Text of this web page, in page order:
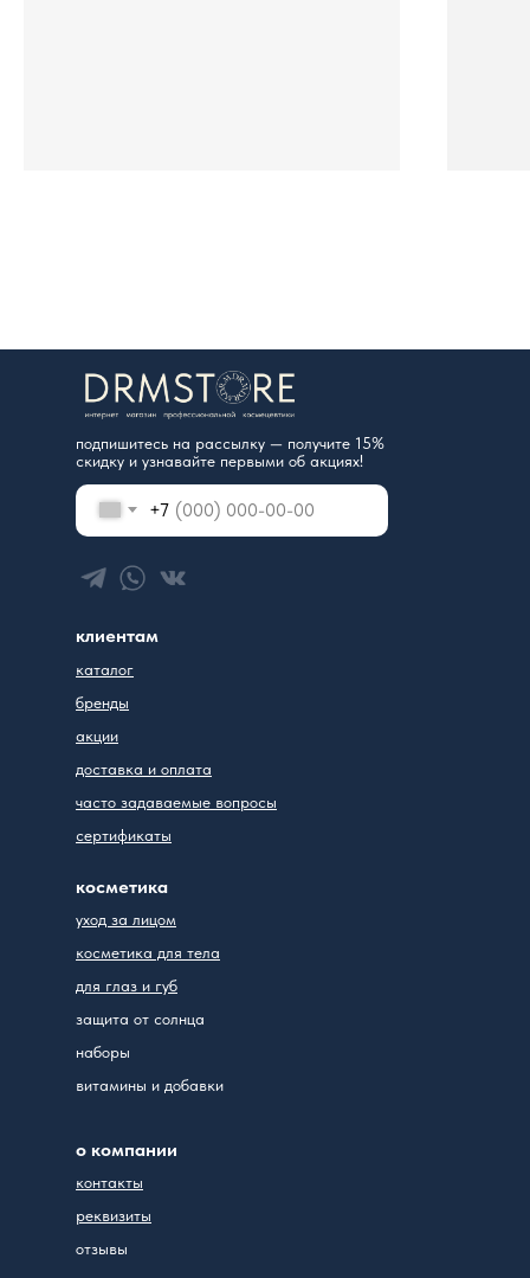
каталог
бренды
акции
доставка и оплата
часто задаваемые вопросы
сертификаты
клиентам
уход за лицом
косметика для тела
для глаз и губ
защита от солнца
наборы
витамины и добавки
косметика
контакты
реквизиты
отзывы
о компании
+7
подпишитесь на рассылку — получите 15%
скидку и узнавайте первыми об акциях!